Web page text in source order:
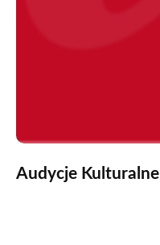
Audycje Kulturalne